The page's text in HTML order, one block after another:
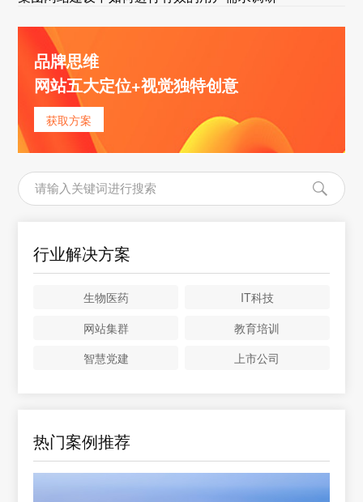
品牌思维
网站五大定位+视觉独特创意
获取方案
行业解决方案
生物医药
IT科技
网站集群
教育培训
智慧党建
上市公司
热门案例推荐